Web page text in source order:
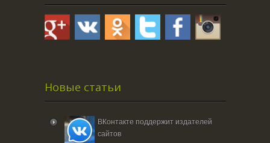
Новые статьи
ВКонтакте поддержит издателей
сайтов